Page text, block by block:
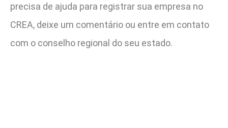
precisa de ajuda para registrar sua empresa no
CREA, deixe um comentário ou entre em contato
com o conselho regional do seu estado.